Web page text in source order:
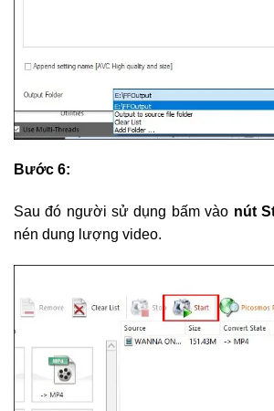
Bước 6:
Sau đó người sử dụng bấm vào nút
nén dung lượng video.